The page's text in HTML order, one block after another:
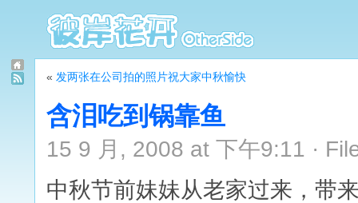
« 发两张在公司拍的照片祝大家中秋愉快
含泪吃到锅靠鱼
15 9 月, 2008 at 下午9:11 ·
中秋节前妹妹从老家过来，带